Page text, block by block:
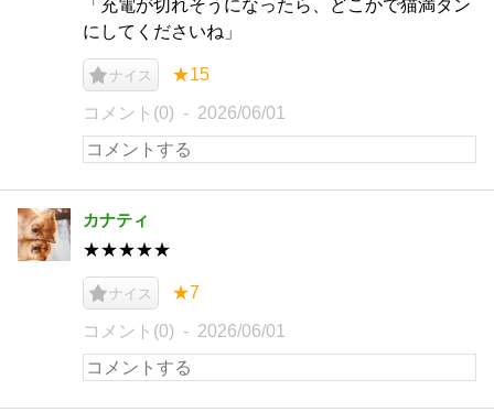
「充電が切れそうになったら、どこかで猫満タン
にしてくださいね」
ナイス ★15
コメント(0) 2026/06/01
カナティ
★★★★★
ナイス ★7
コメント(0) 2026/06/01